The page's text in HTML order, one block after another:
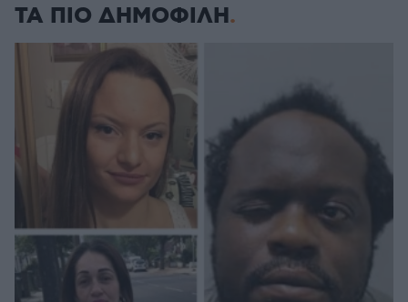
ΤΑ ΠΙΟ ΔΗΜΟΦΙΛΗ